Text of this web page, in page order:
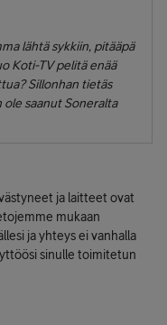
lähtä sykkiin, pitääpä
Koti-TV pelitä enää
Sillonhan tietäs
ole saanut Soneralta
ja laitteet ovat
mukaan
ja yhteys ei vanhalla
sinulle toimitetun